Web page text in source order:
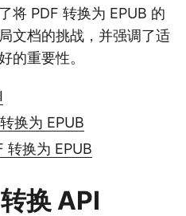
将 PDF 转换为 EPUB 的
文档的挑战，并强调了适
的重要性。
换为 EPUB
转换为 EPUB
换 API